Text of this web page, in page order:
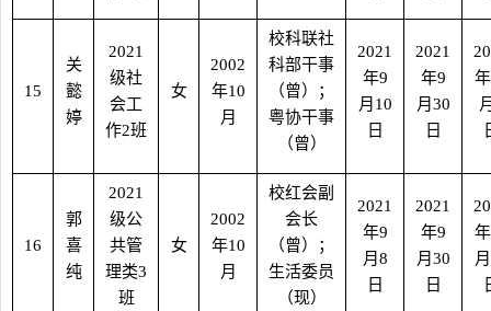
15
关
懿
婷
2021
级社
会工
作2班
女
2002
年10
月
校科联社
科部干事
（曾）；
粤协干事
（曾）
2021
年9
月 10
日
2021
年9
月30
日
年
16
郭
喜
纯
2021
级公
共管
理类3
班
女
2002
年10
月
校红会副
会长
（曾）；
生活委员
（现）
2021
年9
月8
日
2021
年9
月30
日
年
月